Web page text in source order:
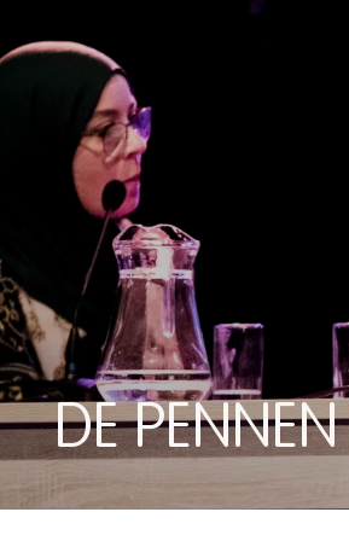
DE
DE PENNEN